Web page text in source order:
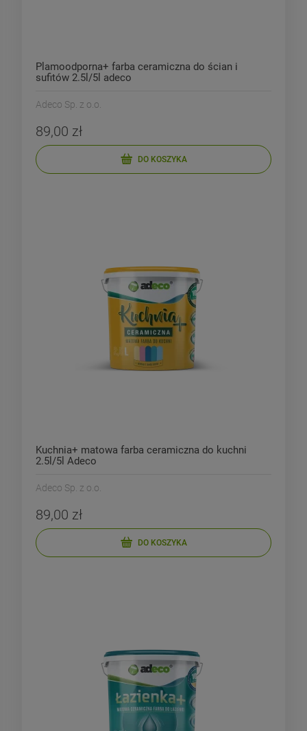
Plamoodporna+ farba ceramiczna do ścian i
sufitów 2.5l/5l adeco
Adeco Sp. z o.o.
89,00 zł
DO KOSZYKA
Kuchnia+ matowa farba ceramiczna do kuchni
2.5l/5l Adeco
Adeco Sp. z o.o.
89,00 zł
DO KOSZYKA